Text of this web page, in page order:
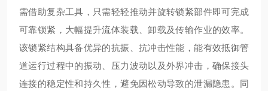
需借助复杂工具，只需轻轻推动并旋转锁紧部件即可完成
可靠锁紧，大幅提升流体装载、卸载及传输作业的效率。
该锁紧结构具备优异的抗振、抗冲击性能，能有效抵御管
道运行过程中的振动、压力波动以及外界冲击，确保接头
连接的稳定性和持久性，避免因松动导致的泄漏隐患。同